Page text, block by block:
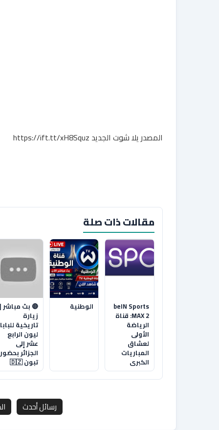
المصدر يلا شوت الجديد https://ift.tt/xH8Squz
مقالات ذات صلة
beIN Sports
MAX 2: قناة
الرياضة
الأولى
لعشاق
المباريات
الكبرى
الوطنية 🔴 بث مباشر |
زيارة
تاريخية للبابا
ليون الرابع
عشر إلى
الجزائر بحضور
تبون 🇩🇿
رسائل أحدث